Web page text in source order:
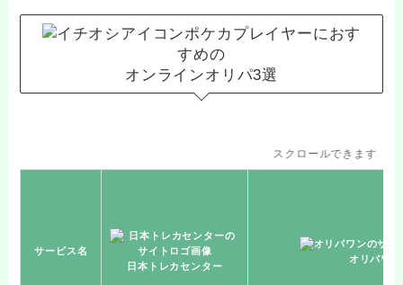
ポケカプレイヤーにおす
すめの
オンラインオリパ3選
スクロールできます
サービス名
日本トレカセンター
オリパワン